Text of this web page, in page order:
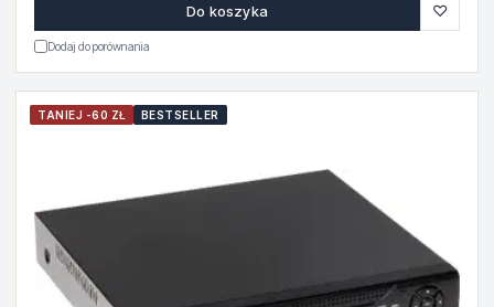
Do koszyka ♡
Dodaj do porównania
TANIEJ -60 ZŁ BESTSELLER